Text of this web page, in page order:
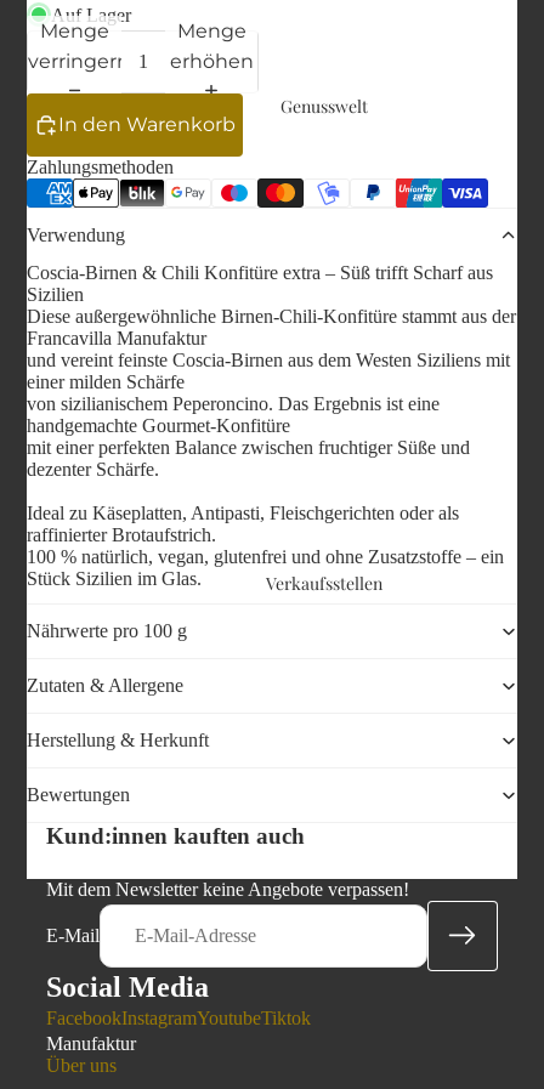
Genusswelt
Verkaufsstellen
Auf Lager
Menge
verringern
Menge
erhöhen
In den Warenkorb
Zahlungsmethoden
Verwendung
Coscia-Birnen & Chili Konfitüre extra – Süß trifft Scharf aus
Sizilien
Diese außergewöhnliche Birnen-Chili-Konfitüre stammt aus der
Francavilla Manufaktur
und vereint feinste Coscia-Birnen aus dem Westen Siziliens mit
einer milden Schärfe
von sizilianischem Peperoncino. Das Ergebnis ist eine
handgemachte Gourmet-Konfitüre
mit einer perfekten Balance zwischen fruchtiger Süße und
dezenter Schärfe.
Ideal zu Käseplatten, Antipasti, Fleischgerichten oder als
raffinierter Brotaufstrich.
100 % natürlich, vegan, glutenfrei und ohne Zusatzstoffe – ein
Stück Sizilien im Glas.
Nährwerte pro 100 g
Zutaten & Allergene
Herstellung & Herkunft
Bewertungen
Kund:innen kauften auch
Mit dem Newsletter keine Angebote verpassen!
E-Mail
Social Media
FacebookInstagramYoutubeTiktok
Manufaktur
Über uns